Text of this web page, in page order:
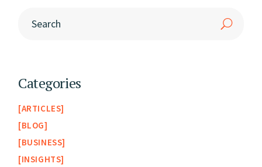
Categories
ARTICLES
BLOG
BUSINESS
INSIGHTS